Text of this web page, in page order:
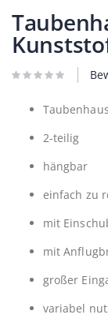
Anfang
der
Bildergalerie
springen
2-teilig
hängbar
einfach zu
mit
mit
großer
variabel